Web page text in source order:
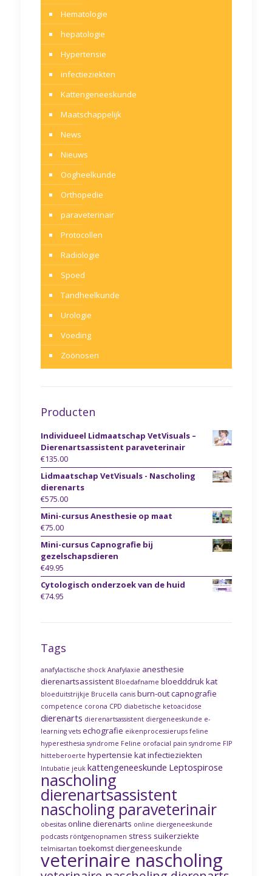
Hematologie
hepatologie
Hypertensie
infectieziekten
Kattengeneeskunde
Maatschappelijk
News
Nieuws
Oogheelkunde
Orthopedie
paraveterinair
Protocollen
Radiologie
Spoed
Tandheelkunde
Urologie
Voeding
Zoönosen
Producten
Individueel Lidmaatschap VetVisuals –
Dierenartsassistent paraveterinair
€135.00
Lidmaatschap VetVisuals - Nascholing
dierenarts
€575.00
Mini-cursus Anesthesie op maat
€75.00
Mini-cursus Capnografie bij
gezelschapsdieren
€49.95
Cytologisch onderzoek van de huid
€74.95
Tags
anafylactische shock Anafylaxie anesthesie
dierenartsassistent Bloedafname bloedddruk kat
bloeduitstrijkje Brucella canis burn-outcapnografie
competence corona CPD diabetische ketoacidose
dierenarts dierenartsassistent diergeneeskunde e-
learning vets echografie eikenprocessierups feline
hyperesthesia syndrome Feline orofacial pain syndrome FIP
hitteberoerte hypertensie katinfectieziekten
Intubatie jeuk kattengeneeskunde Leptospirose
nascholing
dierenartsassistent
nascholing paraveterinair
obesitas online dierenarts online diergeneeskunde
podcasts röntgenopnamen stress suikerziekte
telmisartan toekomst diergeneeskunde
veterinaire nascholing